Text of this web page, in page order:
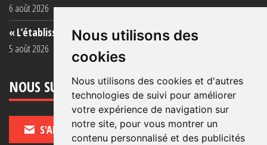
Nous utilisons des
cookies
Nous utilisons des cookies et d'autres
technologies de suivi pour améliorer
votre expérience de navigation sur
notre site, pour vous montrer un
contenu personnalisé et des publicités
6 août 2026
« L’établissement est une porcherie totale »
5 août 2026
NOUS SUIVRE
S'ABONNER